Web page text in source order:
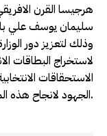
هرجيسا القرن
سليمان يوسف علي
وذلك لتعزيز دور
لاستخراج البطاقات
الاستحقاقات
الجهود لانجاح هذه المرحلة المهمة لنجاح اي انتخابات قادمة.